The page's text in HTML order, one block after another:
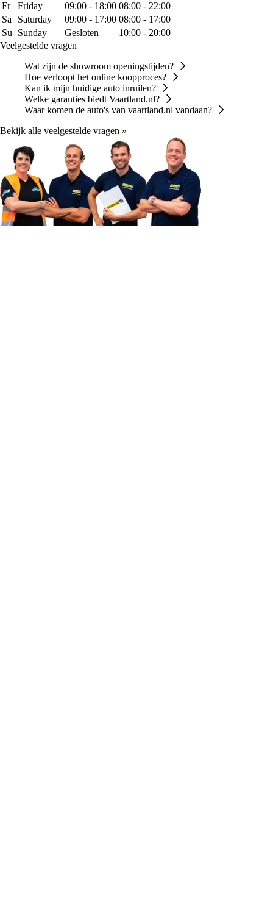
Fr
Friday 09:00 - 18:00 08:00 - 22:00
Sa
Saturday 09:00 - 17:00 08:00 - 17:00
Su
Sunday Gesloten
10:00 - 20:00
Veelgestelde vragen
Wat zijn de showroom openingstijden?
Hoe verloopt het online koopproces?
Kan ik mijn huidige auto inruilen?
Welke garanties biedt Vaartland.nl?
Waar komen de auto's van vaartland.nl vandaan?
Bekijk alle veelgestelde vragen »